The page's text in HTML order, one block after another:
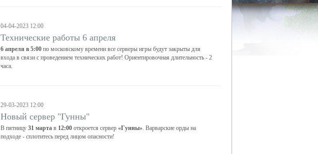
04-04-2023 12:00
Технические работы 6 апреля
6 апреля в 5:00 по московскому времени все серверы игры будут закрыты для
входа в связи с проведением технических работ! Ориентировочная длительность - 2
часа.
29-03-2023 12:00
Новый сервер "Гунны"
В пятницу 31 марта в 12:00 откроется сервер «Гунны». Варварские орды на
подходе - сплотитесь перед лицом опасности!